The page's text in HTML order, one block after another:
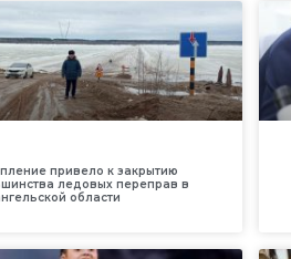
привело к закрытию
ледовых переправ в
области